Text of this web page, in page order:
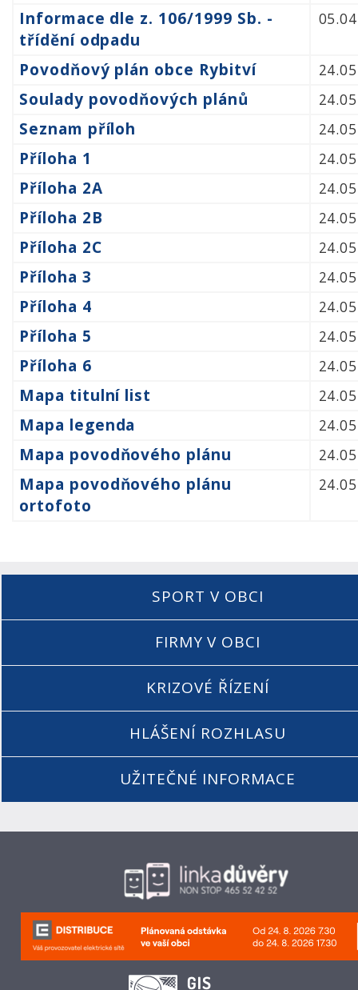
Informace dle z. 106/1999 Sb. -
třídění odpadu
Povodňový plán obce Rybitví
Soulady povodňových plánů
Seznam příloh
Příloha 1
Příloha 2A
Příloha 2B
Příloha 2C
Příloha 3
Příloha 4
Příloha 5
Příloha 6
Mapa titulní list
Mapa legenda
Mapa povodňového plánu
Mapa povodňového plánu
ortofoto
SPORT V OBCI
FIRMY V OBCI
KRIZOVÉ ŘÍZENÍ
HLÁŠENÍ ROZHLASU
UŽITEČNÉ INFORMACE